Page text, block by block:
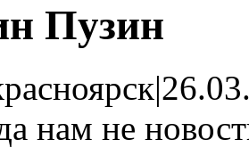
Пузин
|
нам не